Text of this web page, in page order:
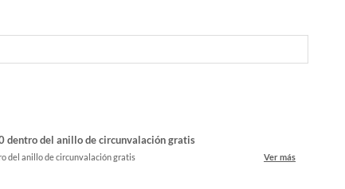
dentro del anillo de circunvalación gratis
del anillo de circunvalación gratis Ver más